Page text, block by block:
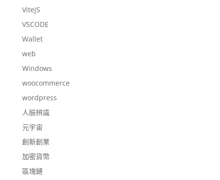
ViteJS
VSCODE
Wallet
web
Windows
woocommerce
wordpress
人臉辨識
元宇宙
創新創業
加密貨幣
區塊鏈